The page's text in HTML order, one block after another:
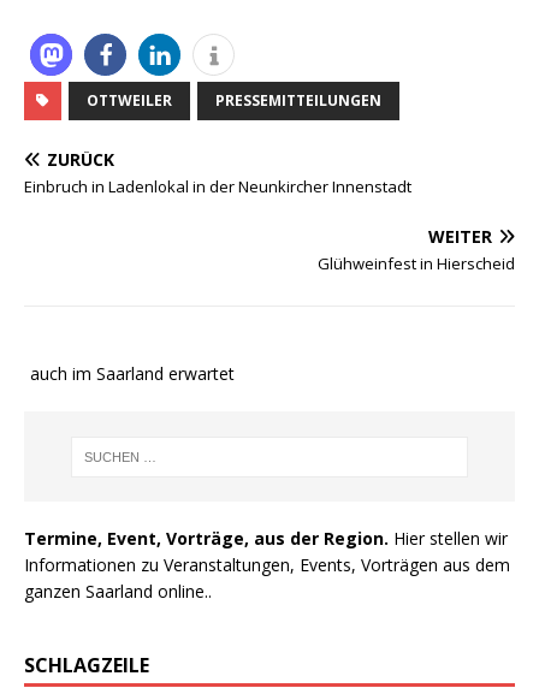
OTTWEILER PRESSEMITTEILUNGEN
ZURÜCK
Einbruch in Ladenlokal in der Neunkircher Innenstadt
WEITER
Glühweinfest in Hierscheid
auch im Saarland erwartet
Termine, Event, Vorträge, aus der Region. Hier stellen wir
Informationen zu Veranstaltungen, Events, Vorträgen aus dem
ganzen Saarland online..
SCHLAGZEILE